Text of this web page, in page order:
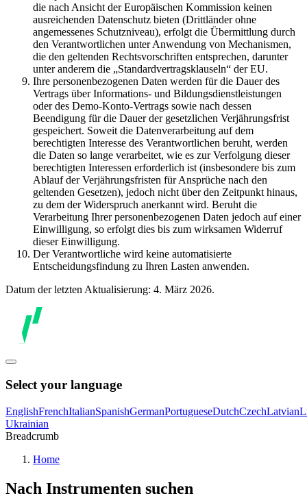
die nach Ansicht der Europäischen Kommission keinen
ausreichenden Datenschutz bieten (Drittländer ohne
angemessenes Schutzniveau), erfolgt die Übermittlung durch
den Verantwortlichen unter Anwendung von Mechanismen,
die den geltenden Rechtsvorschriften entsprechen, darunter
unter anderem die „Standardvertragsklauseln“ der EU.
Ihre personenbezogenen Daten werden für die Dauer des
Vertrags über Informations- und Bildungsdienstleistungen
oder des Demo-Konto-Vertrags sowie nach dessen
Beendigung für die Dauer der gesetzlichen Verjährungsfrist
gespeichert. Soweit die Datenverarbeitung auf dem
berechtigten Interesse des Verantwortlichen beruht, werden
die Daten so lange verarbeitet, wie es zur Verfolgung dieser
berechtigten Interessen erforderlich ist (insbesondere bis zum
Ablauf der Verjährungsfristen für Ansprüche nach den
geltenden Gesetzen), jedoch nicht über den Zeitpunkt hinaus,
zu dem der Widerspruch anerkannt wird. Beruht die
Verarbeitung Ihrer personenbezogenen Daten jedoch auf einer
Einwilligung, so erfolgt dies bis zum wirksamen Widerruf
dieser Einwilligung.
Der Verantwortliche wird keine automatisierte
Entscheidungsfindung zu Ihren Lasten anwenden.
Datum der letzten Aktualisierung: 4. März 2026.
Select your language
EnglishFrenchItalianSpanishGermanPortugueseDutchCzechLatvian
Ukrainian
Breadcrumb
Home
Nach Instrumenten suchen